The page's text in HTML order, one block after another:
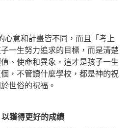
意和計畫皆不同，而且「考上
一生努力追求的目標，而是清楚
、使命和異象，這才是孩子一生
，不管讀什麼學校，都是神的祝
世俗的祝福。
獲得更好的成績